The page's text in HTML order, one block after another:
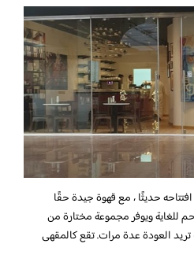
حديثًا ، مع قهوة جيدة حقًا
للغاية ويوفر مجموعة مختارة من
العودة عدة مرات. تقع كالمقهى